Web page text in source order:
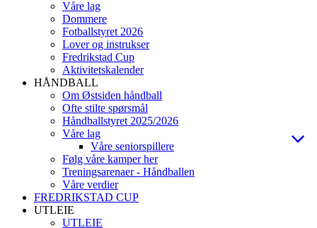
Våre lag
Dommere
Fotballstyret 2026
Lover og instrukser
Fredrikstad Cup
Aktivitetskalender
HÅNDBALL
Om Østsiden håndball
Ofte stilte spørsmål
Håndballstyret 2025/2026
Våre lag
Våre seniorspillere
Følg våre kamper her
Treningsarenaer - Håndballen
Våre verdier
FREDRIKSTAD CUP
UTLEIE
UTLEIE